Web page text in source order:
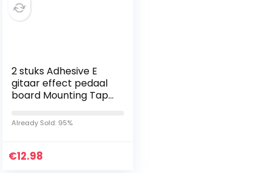
2 stuks Adhesive E
gitaar effect pedaal
board Mounting Tape
Already Sold: 95%
€12.98